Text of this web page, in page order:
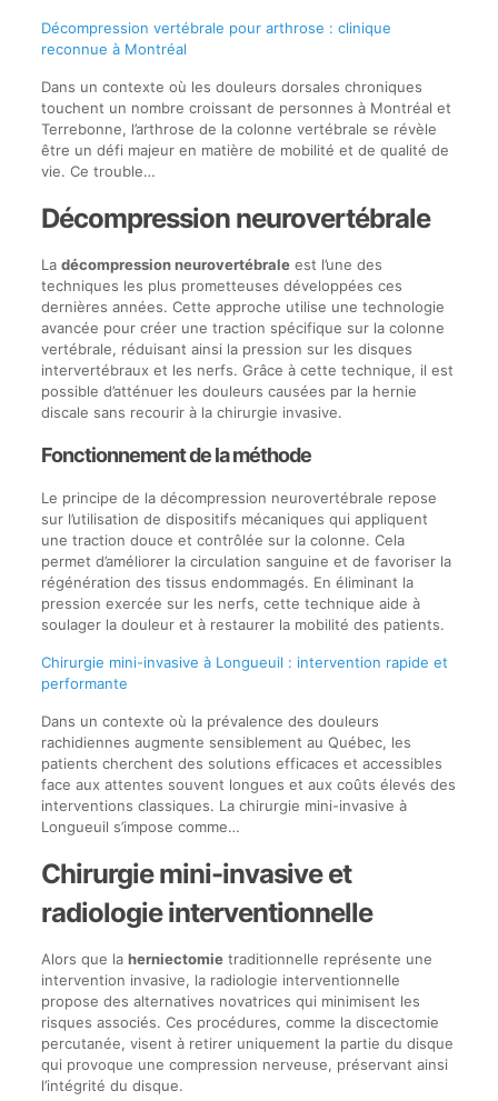
Décompression vertébrale pour arthrose : clinique
reconnue à Montréal
Dans un contexte où les douleurs dorsales chroniques
touchent un nombre croissant de personnes à Montréal et
Terrebonne, l’arthrose de la colonne vertébrale se révèle
être un défi majeur en matière de mobilité et de qualité de
vie. Ce trouble…
Décompression neurovertébrale
La décompression neurovertébraleest l’une des
techniques les plus prometteuses développées ces
dernières années. Cette approche utilise une technologie
avancée pour créer une traction spécifique sur la colonne
vertébrale, réduisant ainsi la pression sur les disques
intervertébraux et les nerfs. Grâce à cette technique, il est
possible d’atténuer les douleurs causées par la hernie
discale sans recourir à la chirurgie invasive.
Fonctionnement de la méthode
Le principe de la décompression neurovertébrale repose
sur l’utilisation de dispositifs mécaniques qui appliquent
une traction douce et contrôlée sur la colonne. Cela
permet d’améliorer la circulation sanguine et de favoriser la
régénération des tissus endommagés. En éliminant la
pression exercée sur les nerfs, cette technique aide à
soulager la douleur et à restaurer la mobilité des patients.
Chirurgie mini-invasive à Longueuil : intervention rapide et
performante
Dans un contexte où la prévalence des douleurs
rachidiennes augmente sensiblement au Québec, les
patients cherchent des solutions efficaces et accessibles
face aux attentes souvent longues et aux coûts élevés des
interventions classiques. La chirurgie mini-invasive à
Longueuil s’impose comme…
Chirurgie mini-invasive et
radiologie interventionnelle
Alors que la herniectomietraditionnelle représente une
intervention invasive, la radiologie interventionnelle
propose des alternatives novatrices qui minimisent les
risques associés. Ces procédures, comme la discectomie
percutanée, visent à retirer uniquement la partie du disque
qui provoque une compression nerveuse, préservant ainsi
l’intégrité du disque.